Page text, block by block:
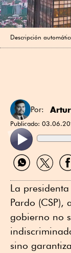
Descripción
Por:
Publicado:
Compartir
por
Compartir
por
por
La
Pardo
gobierno no
sino